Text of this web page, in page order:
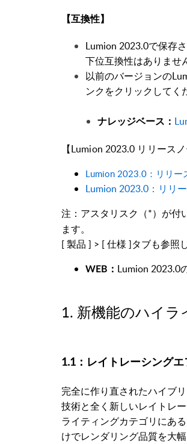
【互換性】
Lumion 2023.0で保存
下位互換性はありませ
以前のバージョンの
ンクをクリックしてく
ナレッジベース：
【Lumion 2023.0 リリース
Lumion 2023.0：リリー
Lumion 2023.0：リリ
注：アスタリスク（*）が付
ます。
[ 製品 ] > [仕様 ]タブも参照
WEB： Lumion 2023.0
1. 新機能のハイラ
1.1：レイトレーシングエ
完全に作り直されたハイブ
技術と全く新しいレイトレ
ライティングカテゴリにあ
けでレンダリング品質を大幅